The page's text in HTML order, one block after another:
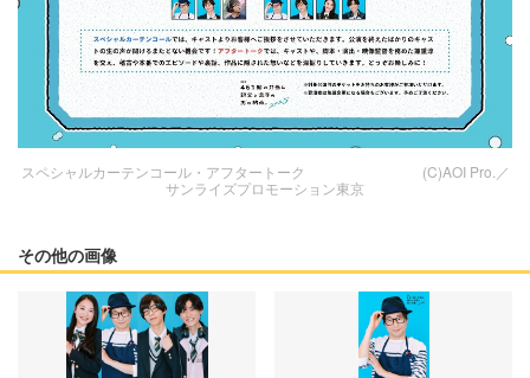
スペシャルカーテンコール・アフタートーク (C)AOI Pro.／
サンライズプロモーション東京
その他の画像